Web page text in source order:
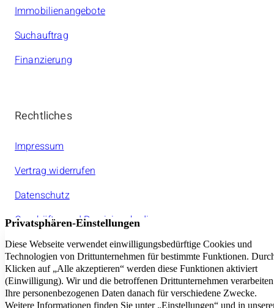
Immobilienangebote
Suchauftrag
Finanzierung
Rechtliches
Impressum
Vertrag widerrufen
Datenschutz
Geschäfts- und Provisionsbedinungen
Jeder amarc21Franchisepartner ist ein rechtlich
selbstständiger Unternehmer.